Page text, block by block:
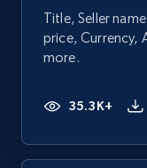
Title, Seller
price, Currency,
more.
35.3K+